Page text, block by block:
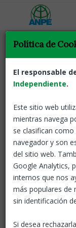
Nova
27 May, 2026
Els docents hem
de
educativa i
demandes:
l’escola pública.
calendari de
Política de
El responsable
Independiente.
Este sitio web
mientras navega
se clasifican
navegador y son
del sitio web.
Google Analytics,
internos que nos
más populares de
sin identificación
Si desea